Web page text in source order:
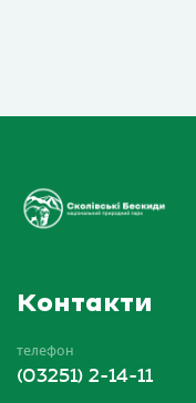
Контакти
телефон
(03251) 2-14-11